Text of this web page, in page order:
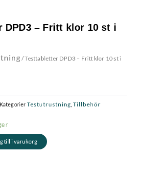
DPD3 – Fritt klor 10 st i
/ Testtabletter DPD3 – Fritt klor 10 st i
Kategorier Testutrustning ,Tillbehör
till i varukorg